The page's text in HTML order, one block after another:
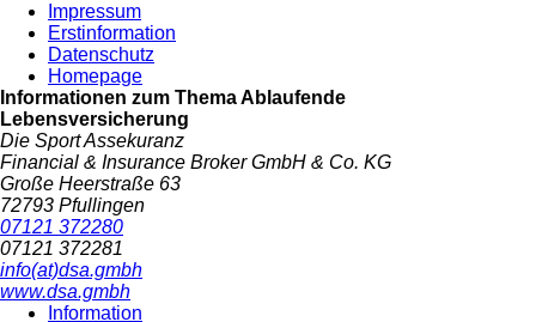
Impressum
Erstinformation
Datenschutz
Homepage
Informationen zum ThemaAblaufende
Lebensversicherung
Die Sport Assekuranz
Financial & Insurance Broker GmbH & Co. KG
Große Heerstraße 63
72793 Pfullingen
07121 372280
07121 372281
info(at)dsa.gmbh
www.dsa.gmbh
Information